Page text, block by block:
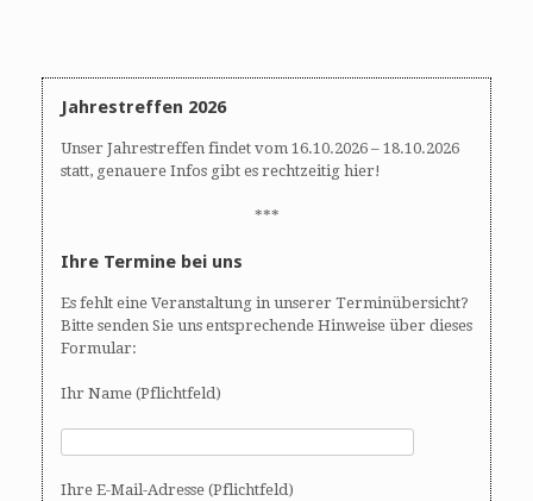
Jahrestreffen 2026
Unser Jahrestreffen findet vom 16.10.2026 – 18.10.2026
statt, genauere Infos gibt es rechtzeitig hier!
***
Ihre Termine bei uns
Es fehlt eine Veranstaltung in unserer Terminübersicht?
Bitte senden Sie uns entsprechende Hinweise über dieses
Formular:
Ihr Name (Pflichtfeld)
Ihre E-Mail-Adresse (Pflichtfeld)